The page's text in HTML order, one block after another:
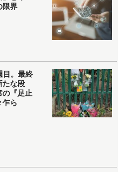
限界
目。最終
たな段
の『足止
乍ら